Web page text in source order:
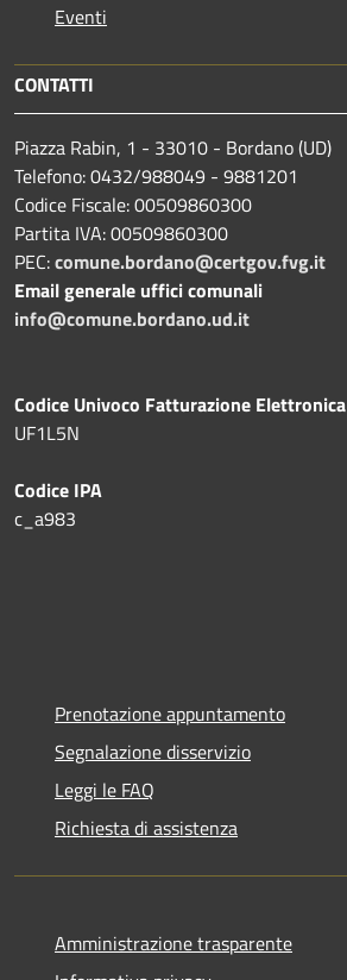
Eventi
CONTATTI
Piazza Rabin, 1 - 33010 - Bordano (UD)
Telefono: 0432/988049 - 9881201
Codice Fiscale: 00509860300
Partita IVA: 00509860300
PEC:comune.bordano@certgov.fvg.it
Email generale uffici comunali
info@comune.bordano.ud.it
Codice Univoco Fatturazione Elettronica
UF1L5N
Codice IPA
c_a983
Prenotazione appuntamento
Segnalazione disservizio
Leggi le FAQ
Richiesta di assistenza
Amministrazione trasparente